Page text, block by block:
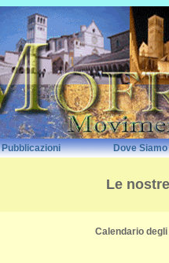
Pubblicazioni Dove Siamo
Le
Calendario